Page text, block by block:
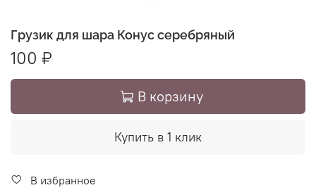
Грузик для шара Конус серебряный
100 ₽
В корзину
Купить в 1 клик
В избранное